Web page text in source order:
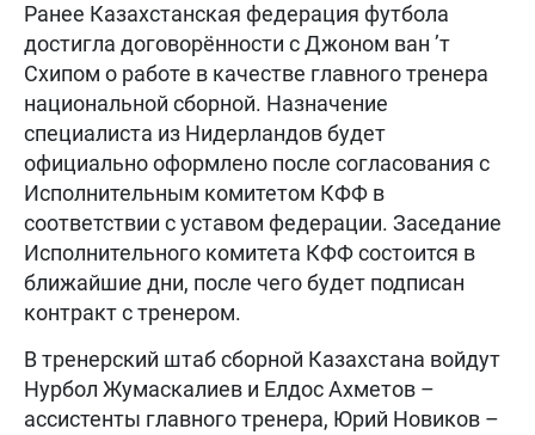
Ранее Казахстанская федерация футбола
достигла договорённости с Джоном ван ’т
Схипом о работе в качестве главного тренера
национальной сборной. Назначение
специалиста из Нидерландов будет
официально оформлено после согласования с
Исполнительным комитетом КФФ в
соответствии с уставом федерации. Заседание
Исполнительного комитета КФФ состоится в
ближайшие дни, после чего будет подписан
контракт с тренером.
В тренерский штаб сборной Казахстана войдут
Нурбол Жумаскалиев и Елдос Ахметов –
ассистенты главного тренера, Юрий Новиков –